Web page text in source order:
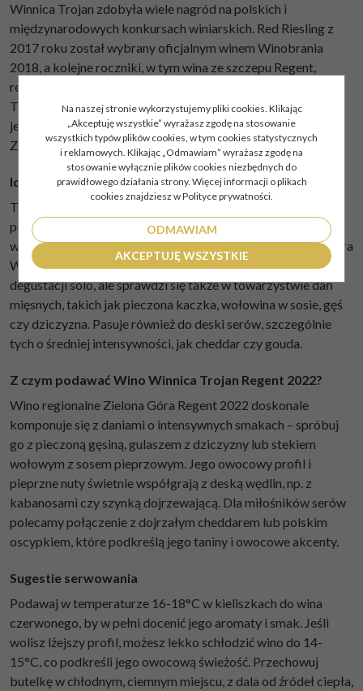
Winnica Trojan zdobyła wiele nagród na polskich i
międzynarodowych konkursach winiarskich. Red Riesling z
2017 roku został wybrany oficjalnym winem Winobrania
2018, a kolejne roczniki, w tym wina ze szczepu Regent,
regularnie zdobywają medale i wyróżnienia. Wina z Winnicy
Trojan są cenione za swoją jakość i autentyczność, co czyni je
jednymi z najlepszych przedstawicieli win regionalnych z
Zielonej Góry.
Idealny do
Ten trunek najlepiej smakuje w temperaturze 16-18°C,
podany w kieliszkach do wina czerwonego, by w pełni
wydobyć jego owocowy bukiet. Wino regionalne Zielona Góra
Winnica Trojan Regent 2022 jest idealnym wyborem do
degustacji solo, ale sprawdzi się także w towarzystwie dań
mięsnych, takich jak pieczona kaczka, wołowina w sosie, gęś
czy dziczyzna. Pasuje również do deski serów, szczególnie
tych o średniej intensywności, jak cheddar czy gouda.
Z czym podawać Wino Winnica Trojan Regent 2022?
Wino regionalne Zielona Góra Regent 2022 doskonale
komponuje się z daniami o intensywnych smakach – spróbuj
go z pieczoną gęsiną, gulaszem z dziczyzny lub stekiem
wołowym z sosem pieprzowym. Jego owocowy profil i
pieprzne nuty świetnie współgrają z deską wędlin, np. z
kabanosami czy szynką dojrzewającą. Dla miłośników serów
polecamy połączenie z dojrzałym cheddarem lub polskim
oscypkiem, które podkreślą jego taniny i owocowe akcenty.
Sugestie serwowania
Podawaj w temperaturze 16-18°C w kieliszkach do wina
czerwonego, by w pełni docenić jego aromaty i smak. Jeśli
wolisz lżejszy profil, możesz lekko schłodzić wino do 14-
15°C, co podkreśli jego owocową świeżość. Przechowuj
butelkę w chłodnym, ciemnym miejscu, z dala od źródeł ciepła,
Na naszej stronie wykorzystujemy pliki cookies. Klikając
„Akceptuję wszystkie” wyrażasz zgodę na stosowanie
wszystkich typów plików cookies, w tym cookies statystycznych
i reklamowych. Klikając „Odmawiam” wyrażasz zgodę na
stosowanie wyłącznie plików cookies niezbędnych do
prawidłowego działania strony. Więcej informacji o plikach
cookies znajdziesz w Polityce prywatności.
ODMAWIAM
AKCEPTUJĘ WSZYSTKIE